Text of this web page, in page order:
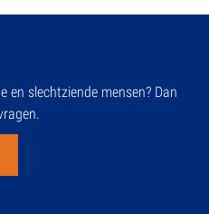
en slechtziende mensen? Dan